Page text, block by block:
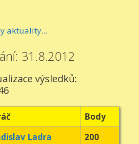
aktuality...
31.8.2012
výsledků:
Body
Ladra
200